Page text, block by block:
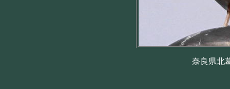
奈良県北